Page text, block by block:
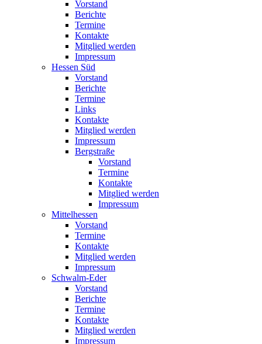
Vorstand
Berichte
Termine
Kontakte
Mitglied werden
Impressum
Hessen Süd
Vorstand
Berichte
Termine
Links
Kontakte
Mitglied werden
Impressum
Bergstraße
Vorstand
Termine
Kontakte
Mitglied werden
Impressum
Mittelhessen
Vorstand
Termine
Kontakte
Mitglied werden
Impressum
Schwalm-Eder
Vorstand
Berichte
Termine
Kontakte
Mitglied werden
Impressum